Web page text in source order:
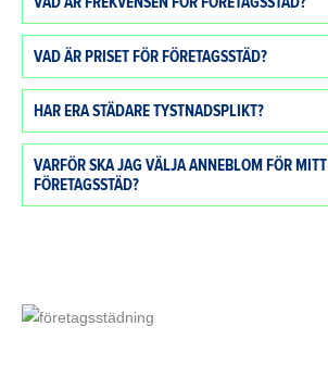
VAD ÄR PRISET FÖR FÖRETAGSSTÄD?
HAR ERA STÄDARE TYSTNADSPLIKT?
VARFÖR SKA JAG VÄLJA ANNEBLOM FÖR MITT
FÖRETAGSSTÄD?